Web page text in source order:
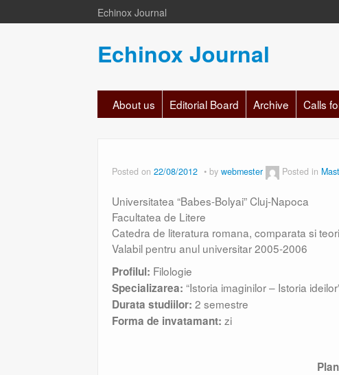
Echinox Journal
Echinox Journal
About us Editorial Board Archive Calls
Posted on 22/08/2012 by webmester Posted in
Universitatea “Babes-Bolyai” Cluj-Napoca
Facultatea de Litere
Catedra de literatura romana, comparata si
Valabil pentru anul universitar 2005-2006
Profilul: Filologie
Specializarea: “Istoria imaginilor – Istoria
Durata studiilor: 2 semestre
Forma de invatamant: zi